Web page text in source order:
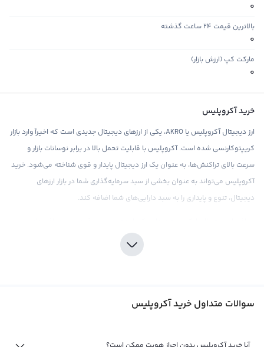
0
بالاترین قیمت ۲۴ ساعت گذشته
0
مارکت کپ (ارزش بازار)
0
خرید آکروپلیس
ارز دیجیتال آکروپلیس یا AKRO، یکی از ارزهای دیجیتال جدیدی است که اخیراً وارد بازار
کریپتوکارنسی شده است. آکروپلیس با قابلیت تحمل بالا در برابر نوسانات بازار و
سرعت بالای تراکنش‌ها، به عنوان یک ارز دیجیتال پایدار و قوی شناخته می‌شود. خرید
آکروپلیس می‌تواند به عنوان بخشی از سبد سرمایه‌گذاری شما در بازار ارزهای
دیجیتال، تنوع و پایداری را به سبد دارایی‌های شما اضافه کند.
کریپتوکارنسی، به مشتریان خود امکان خرید آکروپلیس را با اطمینان کامل از
محصول می‌دهد. با قیمت‌های رقابتی و کارمزد پایین، رابکس به شما امکان می‌دهد
روز، به شما کمک می‌کند تا تصمیمات بهتری در خرید و فروش آکروپلیس داشته
سوالات متداول خرید آکروپلیس